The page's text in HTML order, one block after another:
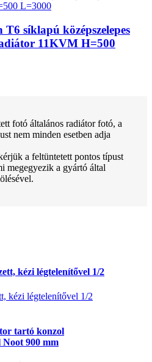
síklapú középszelepes
11KVM H=500
fotó általános radiátor fotó, a
nem minden esetben adja
a feltüntetett pontos típust
megegyezik a gyártó által
kézi légtelenítővel 1/2
kézi légtelenítővel 1/2
tartó konzol
900 mm